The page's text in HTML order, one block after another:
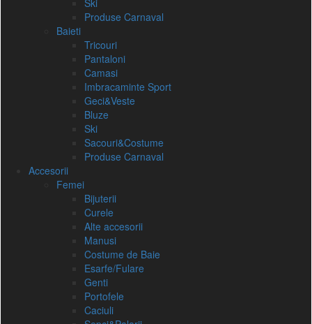
Ski
Produse Carnaval
Baieti
Tricouri
Pantaloni
Camasi
Imbracaminte Sport
Geci&Veste
Bluze
Ski
Sacouri&Costume
Produse Carnaval
Accesorii
Femei
Bijuterii
Curele
Alte accesorii
Manusi
Costume de Baie
Esarfe/Fulare
Genti
Portofele
Caciuli